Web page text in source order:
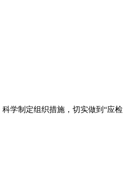
学制定组织措施，切实做到“应检